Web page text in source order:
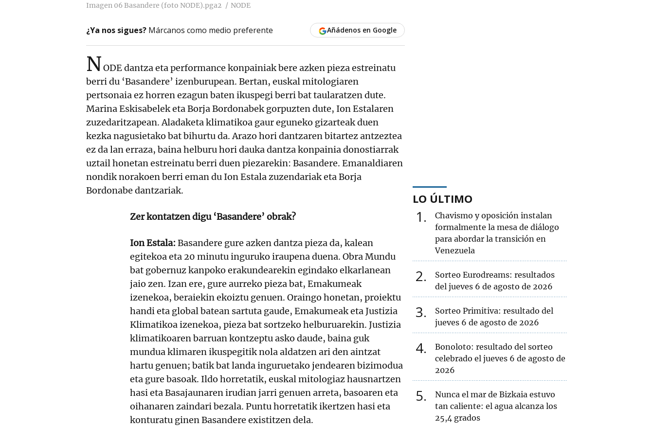
Imagen 06 Basandere (foto NODE).pga2 NODE
¿Ya nos sigues? Márcanos como medio preferente Añádenos en Google
NODE dantza eta performance konpainiak bere azken pieza estreinatu
berri du ‘Basandere’ izenburupean. Bertan, euskal mitologiaren
pertsonaia ez horren ezagun baten ikuspegi berri bat taularatzen dute.
Marina Eskisabelek eta Borja Bordonabek gorpuzten dute, Ion Estalaren
zuzedaritzapean. Aladaketa klimatikoa gaur eguneko gizarteak duen
kezka nagusietako bat bihurtu da. Arazo hori dantzaren bitartez antzeztea
ez da lan erraza, baina helburu hori dauka dantza konpainia donostiarrak
uztail honetan estreinatu berri duen piezarekin: Basandere. Emanaldiaren
nondik norakoen berri eman du Ion Estala zuzendariak eta Borja
Bordonabe dantzariak.
Zer kontatzen digu ‘Basandere’ obrak?
Ion Estala: Basandere gure azken dantza pieza da, kalean
egitekoa eta 20 minutu inguruko iraupena duena. Obra Mundu
bat gobernuz kanpoko erakundearekin egindako elkarlanean
jaio zen. Izan ere, gure aurreko pieza bat, Emakumeak
izenekoa, beraiekin ekoiztu genuen. Oraingo honetan, proiektu
handi eta global batean sartuta gaude, Emakumeak eta Justizia
Klimatikoa izenekoa, pieza bat sortzeko helburuarekin. Justizia
klimatikoaren barruan kontzeptu asko daude, baina guk
mundua klimaren ikuspegitik nola aldatzen ari den aintzat
hartu genuen; batik bat landa inguruetako jendearen bizimodua
eta gure basoak. Ildo horretatik, euskal mitologiaz hausnartzen
hasi eta Basajaunaren irudian jarri genuen arreta, basoaren eta
oihanaren zaindari bezala. Puntu horretatik ikertzen hasi eta
konturatu ginen Basandere existitzen dela.
LO ÚLTIMO
1
Chavismo y oposición instalan
formalmente la mesa de diálogo
para abordar la transición en
Venezuela
2
Sorteo Eurodreams: resultados
del jueves 6 de agosto de 2026
3
Sorteo Primitiva: resultado del
jueves 6 de agosto de 2026
4
Bonoloto: resultado del sorteo
celebrado el jueves 6 de agosto de
2026
5
Nunca el mar de Bizkaia estuvo
tan caliente: el agua alcanza los
25,4 grados